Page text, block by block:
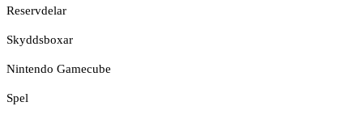
Reservdelar
Skyddsboxar
Nintendo Gamecube
Spel